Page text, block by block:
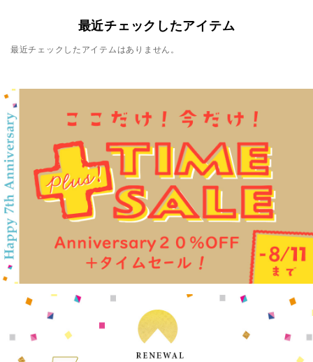
最近チェックしたアイテム
最近チェックしたアイテムはありません。